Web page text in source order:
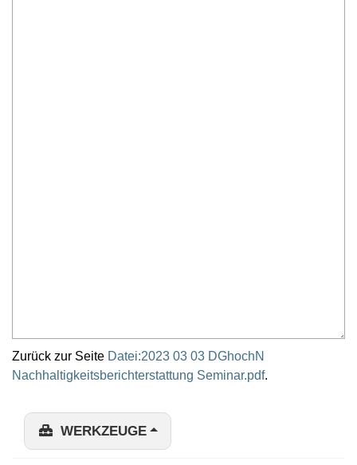
Zurück zur Seite Datei:2023 03 03 DGhochN
Nachhaltigkeitsberichterstattung Seminar.pdf.
WERKZEUGE